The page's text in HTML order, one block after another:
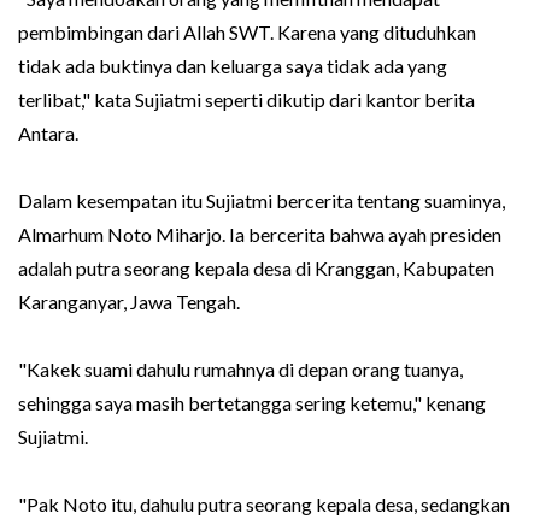
pembimbingan dari Allah SWT. Karena yang dituduhkan
tidak ada buktinya dan keluarga saya tidak ada yang
terlibat," kata Sujiatmi seperti dikutip dari kantor berita
Antara.
Dalam kesempatan itu Sujiatmi bercerita tentang suaminya,
Almarhum Noto Miharjo. Ia bercerita bahwa ayah presiden
adalah putra seorang kepala desa di Kranggan, Kabupaten
Karanganyar, Jawa Tengah.
"Kakek suami dahulu rumahnya di depan orang tuanya,
sehingga saya masih bertetangga sering ketemu," kenang
Sujiatmi.
"Pak Noto itu, dahulu putra seorang kepala desa, sedangkan